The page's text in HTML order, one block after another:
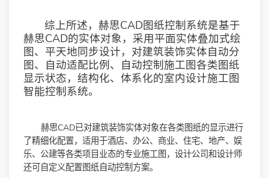
综上所述，赫思CAD图纸控制系统是基于
赫思CAD的实体对象，采用平面实体叠加式绘
图、平天地同步设计，对建筑装饰实体自动分
图、自动适配比例、自动控制施工图各类图纸
显示状态，结构化、体系化的室内设计施工图
智能控制系统。
赫思CAD已对建筑装饰实体对象在各类图纸的显示进行
了精细化配置，适用于酒店、办公、商业、住宅、地产、娱
乐、公建等各类项目业态的专业施工图，设计公司和设计师
还可自定义配置图纸自动控制方案。